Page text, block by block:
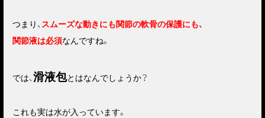
つまり、 スムーズな動きにも関節の軟骨の保護にも、
関節液は必須なんですね。
では、滑液包とはなんでしょうか？
これも実は水が入っています。